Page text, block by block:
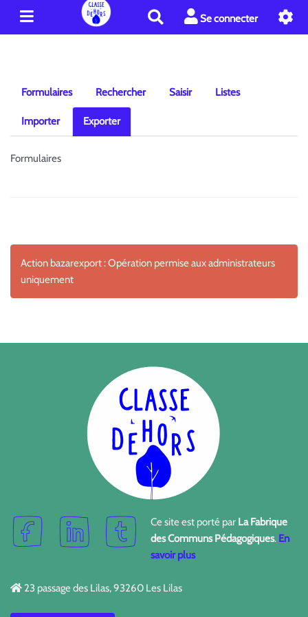
e
r
e
Se connecter
Formulaires Rechercher Saisir Listes
Importer Exporter
Formulaires
Action bazarexport : Opération permise aux administrateurs
uniquement
Ce site est porté par La Fabrique
des Communs Pédagogiques. En
savoir plus
23 passage des Lilas, 93260 Les Lilas